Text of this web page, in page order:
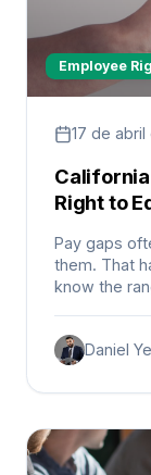
Employee
17 de
Right to
Pay gaps
them. That
know the
Daniel